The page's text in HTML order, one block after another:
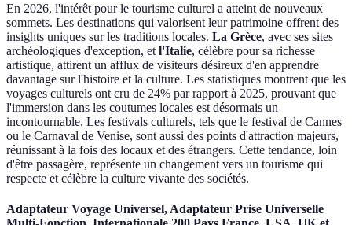
En 2026, l'intérêt pour le tourisme culturel a atteint de nouveaux
sommets. Les destinations qui valorisent leur patrimoine offrent des
insights uniques sur les traditions locales. La Grèce, avec ses sites
archéologiques d'exception, et l'Italie, célèbre pour sa richesse
artistique, attirent un afflux de visiteurs désireux d'en apprendre
davantage sur l'histoire et la culture. Les statistiques montrent que les
voyages culturels ont cru de 24% par rapport à 2025, prouvant que
l'immersion dans les coutumes locales est désormais un
incontournable. Les festivals culturels, tels que le festival de Cannes
ou le Carnaval de Venise, sont aussi des points d'attraction majeurs,
réunissant à la fois des locaux et des étrangers. Cette tendance, loin
d'être passagère, représente un changement vers un tourisme qui
respecte et célèbre la culture vivante des sociétés.
Adaptateur Voyage Universel, Adaptateur Prise Universelle